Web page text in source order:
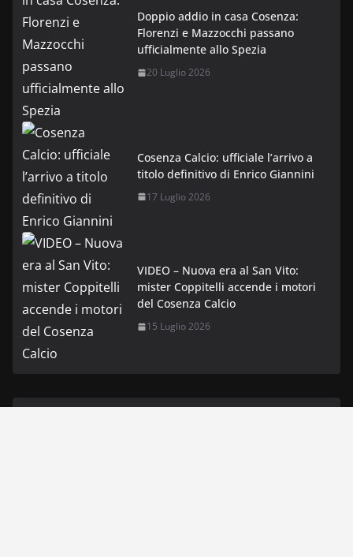
Doppio addio in casa Cosenza:
Florenzi e Mazzocchi passano
ufficialmente allo Spezia
20 Luglio 2026
Cosenza Calcio: ufficiale l’arrivo a
titolo definitivo di Enrico Giannini
17 Luglio 2026
VIDEO – Nuova era al San Vito:
mister Coppitelli accende i motori
del Cosenza Calcio
15 Luglio 2026